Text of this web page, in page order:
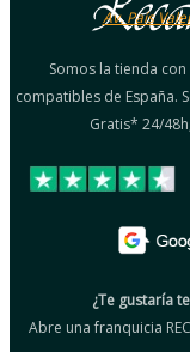
Av. País
Somos la tienda
compatibles de España.
Gratis* 24/
¿Te gustaría
Abre una franquicia